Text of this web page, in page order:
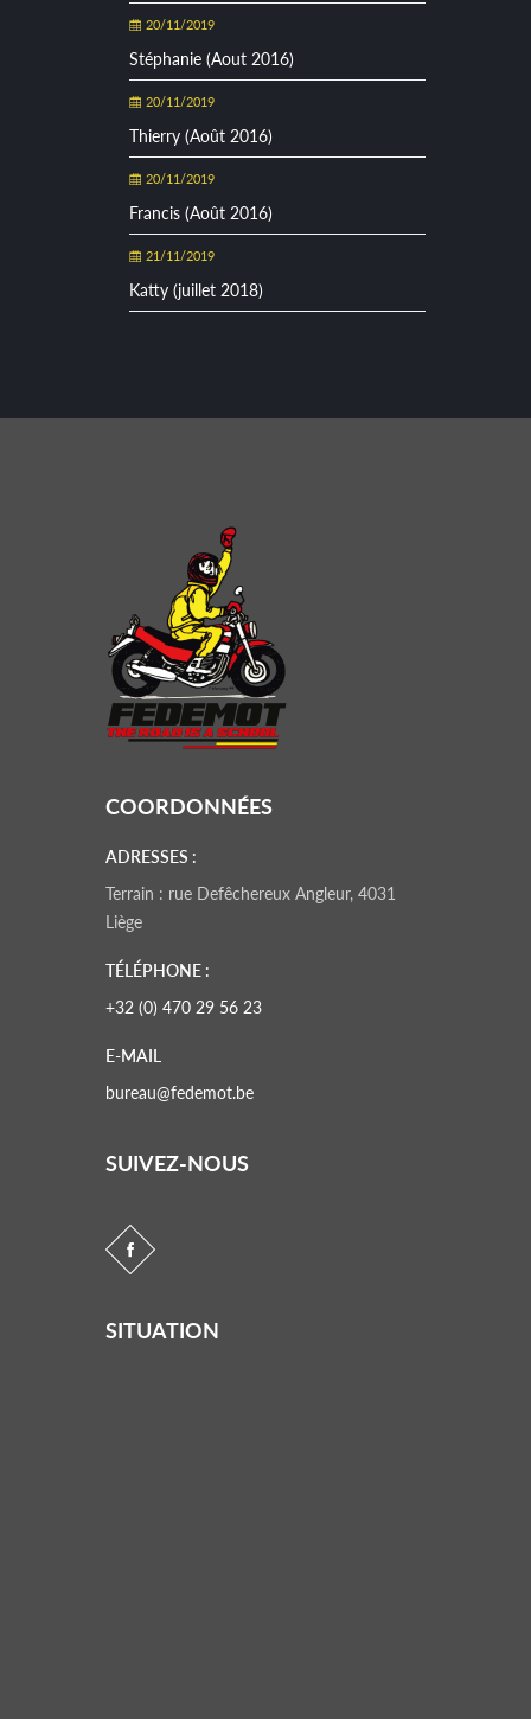
20/11/2019
Stéphanie (Aout 2016)
20/11/2019
Thierry (Août 2016)
20/11/2019
Francis (Août 2016)
21/11/2019
Katty (juillet 2018)
COORDONNÉES
ADRESSES :
Terrain : rue Defêchereux Angleur, 4031
Liège
TÉLÉPHONE :
+32 (0) 470 29 56 23
E-MAIL
bureau@fedemot.be
SUIVEZ-NOUS
SITUATION